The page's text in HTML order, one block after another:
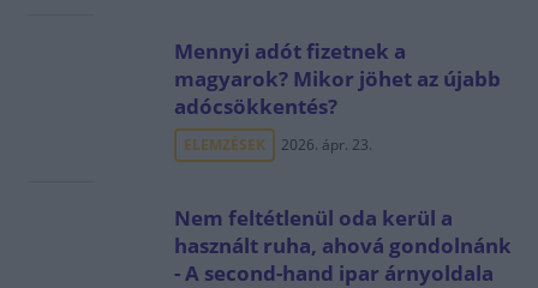
Mennyi adót fizetnek a
magyarok? Mikor jöhet az újabb
adócsökkentés?
ELEMZÉSEK 2026. ápr. 23.
Nem feltétlenül oda kerül a
használt ruha, ahová gondolnánk
- A second-hand ipar árnyoldala